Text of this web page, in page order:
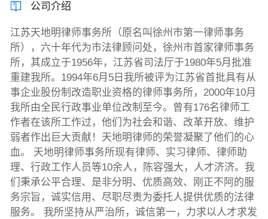
公司介绍
江苏天地明律师事务所（原名叫徐州市第一律师事务
所），六十年代为市法律顾问处，徐州市首家律师事务
所，其成立于1956年，江苏省司法厅于1980年5月批准
重建我所。1994年6月5日我所被评为江苏省首批具有从
事企业股份制改造职业资格的律师事务所，2000年10月
我所由全民行政事业单位改制至今。曾有176名律师工
作者在该所工作过，他们为社会和谐、改革开放、维护
弱者作出巨大贡献！天地明律师的荣誉凝聚了他们的心
血。 天地明律师事务所现有律师、实习律师、律师助
理、行政工作人员等10余人，陈容强大，人才济济。我
们秉承公平合理、是非分明、优质高效、刚正不阿的服
务宗旨，诚实信用、尽职尽责为委托人提供优质的法律
服务。 我所坚持从严治所，诚信第一，力求以人才求发